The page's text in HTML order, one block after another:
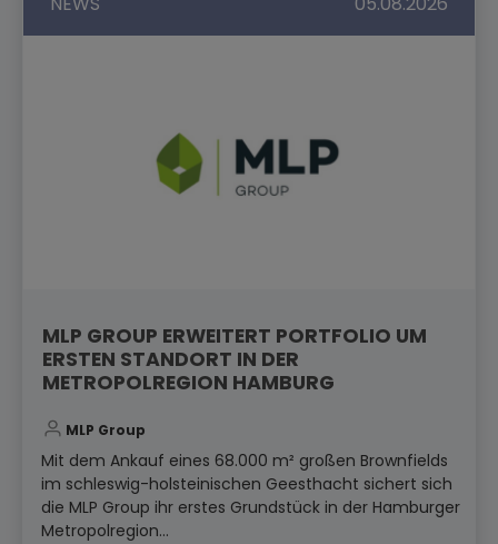
MLP GROUP ERWEITERT PORTFOLIO UM
ERSTEN STANDORT IN DER
METROPOLREGION HAMBURG
MLP Group
Mit dem Ankauf eines 68.000 m² großen Brownfields
im schleswig-holsteinischen Geesthacht sichert sich
die MLP Group ihr erstes Grundstück in der Hamburger
Metropolregion...